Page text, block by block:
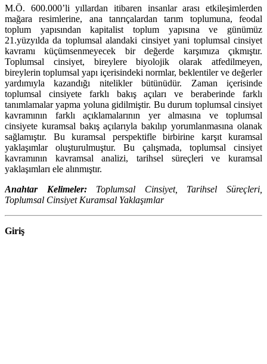
M.Ö. 600.000’li yıllardan itibaren insanlar arası etkileşimlerden
mağara resimlerine, ana tanrıçalardan tarım toplumuna, feodal
toplum yapısından kapitalist toplum yapısına ve günümüz
21.yüzyılda da toplumsal alandaki cinsiyet yani toplumsal cinsiyet
kavramı küçümsenmeyecek bir değerde karşımıza çıkmıştır.
Toplumsal cinsiyet, bireylere biyolojik olarak atfedilmeyen,
bireylerin toplumsal yapı içerisindeki normlar, beklentiler ve değerler
yardımıyla kazandığı nitelikler bütünüdür. Zaman içerisinde
toplumsal cinsiyete farklı bakış açıları ve beraberinde farklı
tanımlamalar yapma yoluna gidilmiştir. Bu durum toplumsal cinsiyet
kavramının farklı açıklamalarının yer almasına ve toplumsal
cinsiyete kuramsal bakış açılarıyla bakılıp yorumlanmasına olanak
sağlamıştır. Bu kuramsal perspektifle birbirine karşıt kuramsal
yaklaşımlar oluşturulmuştur. Bu çalışmada, toplumsal cinsiyet
kavramının kavramsal analizi, tarihsel süreçleri ve kuramsal
yaklaşımları ele alınmıştır.
Anahtar Kelimeler:Toplumsal Cinsiyet, Tarihsel Süreçleri,
Toplumsal Cinsiyet Kuramsal Yaklaşımlar
Giriş